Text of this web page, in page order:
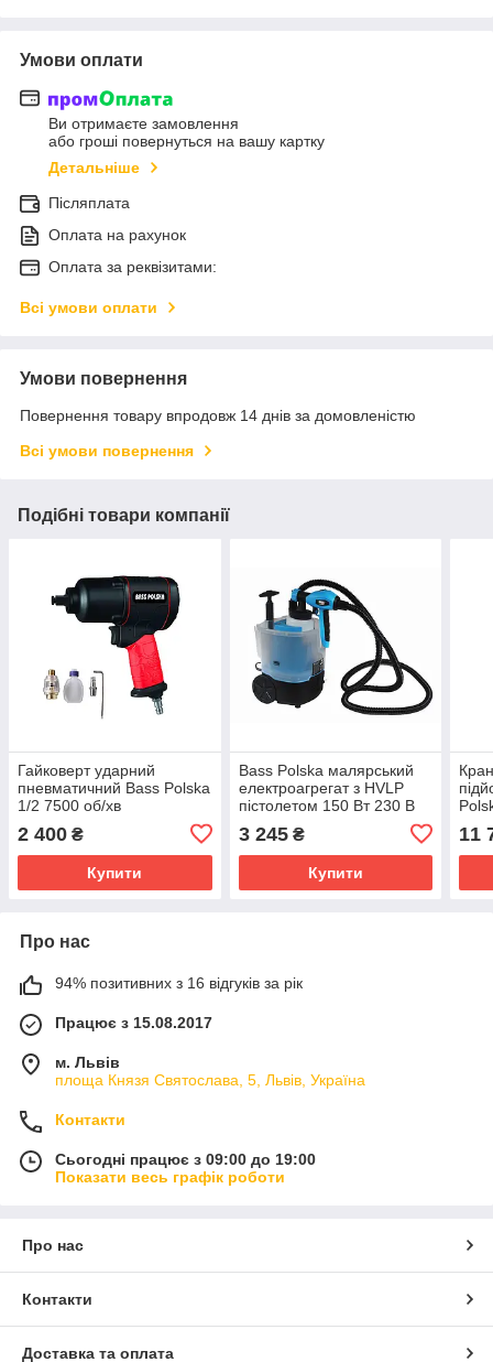
Умови оплати
Ви отримаєте замовлення
або гроші повернуться на вашу картку
Детальніше
Післяплата
Оплата на рахунок
Оплата за реквізитами:
Всі умови оплати
Умови повернення
Повернення товару впродовж 14 днів за домовленістю
Всі умови повернення
Подібні товари компанії
Гайковерт ударний
пневматичний Bass Polska
1/2 7500 об/хв
2 400 ₴
Купити
Bass Polska малярський
електроагрегат з HVLP
пістолетом 150 Вт 230 В
3 245₴
Купити
11
Про нас
94% позитивних з 16 відгуків за рік
Працює з 15.08.2017
м. Львів
площа Князя Святослава, 5, Львів, Україна
Контакти
Сьогодні працює з 09:00 до 19:00
Показати весь графік роботи
Про нас
Контакти
Доставка та оплата